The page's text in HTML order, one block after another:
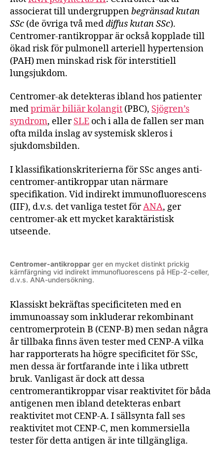
associerat till undergruppenbegränsad kutan
SSc (de övriga två meddiffus kutan SSc).
Centromer-rantikroppar är också kopplade till
ökad risk för pulmonell arteriell hypertension
(PAH) men minskad risk för interstitiell
lungsjukdom.
Centromer-ak detekteras ibland hos patienter
medprimär biliär kolangit (PBC), Sjögren’s
syndrom, ellerSLE och i alla de fallen ser man
ofta milda inslag av systemisk skleros i
sjukdomsbilden.
I klassifikationskriterierna för SSc anges anti-
centromer-antikroppar utan närmare
specifikation. Vid indirekt immunofluorescens
(IIF), d.v.s. det vanliga testet förANA, ger
centromer-ak ett mycket karaktäristisk
utseende.
Centromer-antikroppar ger en mycket distinkt prickig
kärnfärgning vid indirekt immunofluorescens på HEp-2-celler,
d.v.s. ANA-undersökning.
Klassiskt bekräftas specificiteten med en
immunoassay som inkluderar rekombinant
centromerprotein B (CENP-B) men sedan några
år tillbaka finns även tester med CENP-A vilka
har rapporterats ha högre specificitet för SSc,
men dessa är fortfarande inte i lika utbrett
bruk. Vanligast är dock att dessa
centromerantikroppar visar reaktivitet för båda
antigenen men ibland detekteras enbart
reaktivitet mot CENP-A. I sällsynta fall ses
reaktivitet mot CENP-C, men kommersiella
tester för detta antigen är inte tillgängliga.